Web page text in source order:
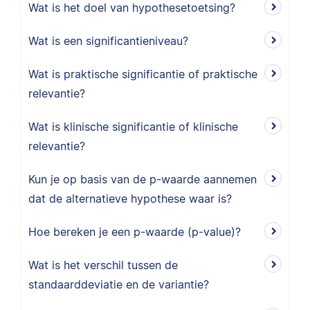
Wat is het doel van hypothesetoetsing?
Wat is een significantieniveau?
Wat is praktische significantie of praktische
relevantie?
Wat is klinische significantie of klinische
relevantie?
Kun je op basis van de p-waarde aannemen
dat de alternatieve hypothese waar is?
Hoe bereken je een p-waarde (p-value)?
Wat is het verschil tussen de
standaarddeviatie en de variantie?